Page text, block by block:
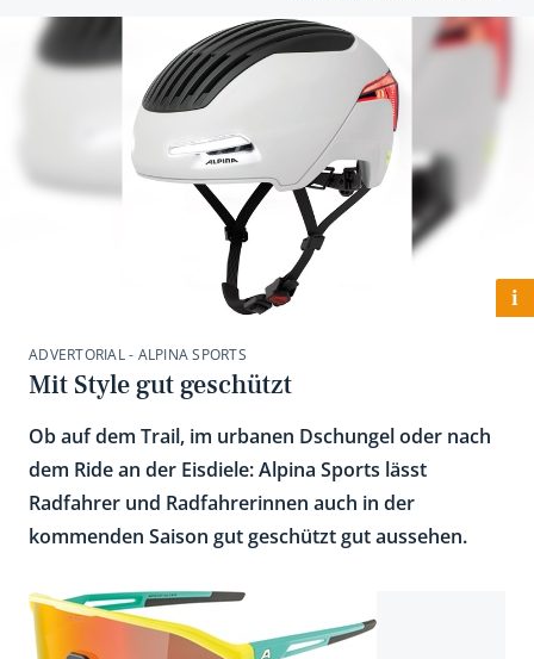
i
ADVERTORIAL - ALPINA SPORTS
Mit Style gut geschützt
Ob auf dem Trail, im urbanen Dschungel oder nach
dem Ride an der Eisdiele: Alpina Sports lässt
Radfahrer und Radfahrerinnen auch in der
kommenden Saison gut geschützt gut aussehen.